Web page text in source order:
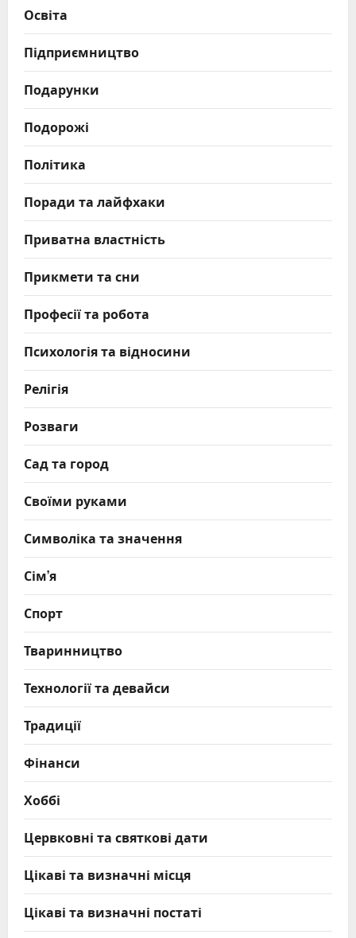
Освіта
Підприємництво
Подарунки
Подорожі
Політика
Поради та лайфхаки
Приватна властність
Прикмети та сни
Професії та робота
Психологія та відносини
Релігія
Розваги
Сад та город
Своїми руками
Символіка та значення
Сім’я
Спорт
Тваринництво
Технології та девайси
Традиції
Фінанси
Хоббі
Цервковні та святкові дати
Цікаві та визначні місця
Цікаві та визначні постаті